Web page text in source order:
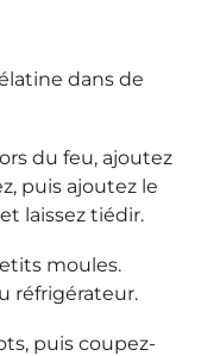
dans de
du feu, ajoutez
puis ajoutez le
laissez tiédir.
moules.
réfrigérateur.
puis coupez-